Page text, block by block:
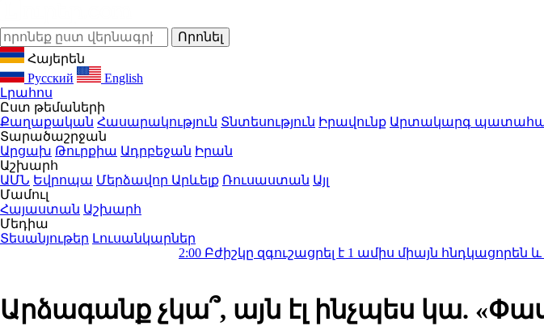
Հայերեն
Русский
English
Լրահոս
Ըստ թեմաների
Քաղաքական Հասարակություն Տնտեսություն Իրավունք Արտակարգ
Տարածաշրջան
Արցախ Թուրքիա Ադրբեջան Իրան
Աշխարհ
ԱՄՆ Եվրոպա Մերձավոր Արևելք Ռուսաստան Այլ
Մամուլ
Հայաստան Աշխարհ
Մեդիա
Տեսանյութեր Լուսանկարներ
Բժիշկը զգուշացրել է 1 ամիս միայն հնդկացորեն և հավի
Արձագանք չկա՞, այն էլ ինչպես կա.